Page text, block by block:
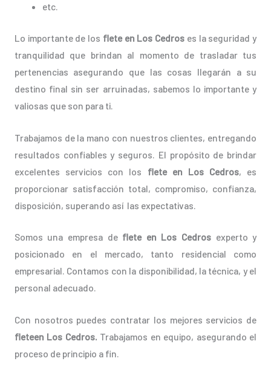
etc.
Lo importante de los flete en Los Cedros es la seguridad y
tranquilidad que brindan al momento de trasladar tus
pertenencias asegurando que las cosas llegarán a su
destino final sin ser arruinadas, sabemos lo importante y
valiosas que son para ti.
Trabajamos de la mano con nuestros clientes, entregando
resultados confiables y seguros. El propósito de brindar
excelentes servicios con los flete en Los Cedros, es
proporcionar satisfacción total, compromiso, confianza,
disposición, superando así las expectativas.
Somos una empresa de flete en Los Cedrosexperto y
posicionado en el mercado, tanto residencial como
empresarial. Contamos con la disponibilidad, la técnica, y el
personal adecuado.
Con nosotros puedes contratar los mejores servicios de
fleteen Los Cedros. Trabajamos en equipo, asegurando el
proceso de principio a fin.